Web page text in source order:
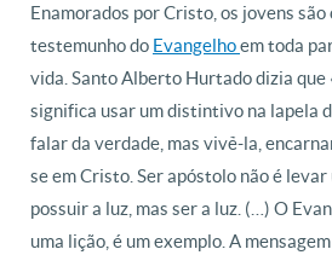
Enamorados por Cristo, os jovens são
testemunho do Evangelhoem toda
vida. Santo Alberto Hurtado dizia que
significa usar um distintivo na lapela
falar da verdade, mas vivê-la,
se em Cristo. Ser apóstolo não é levar
possuir a luz, mas ser a luz. (…) O
uma lição, é um exemplo. A